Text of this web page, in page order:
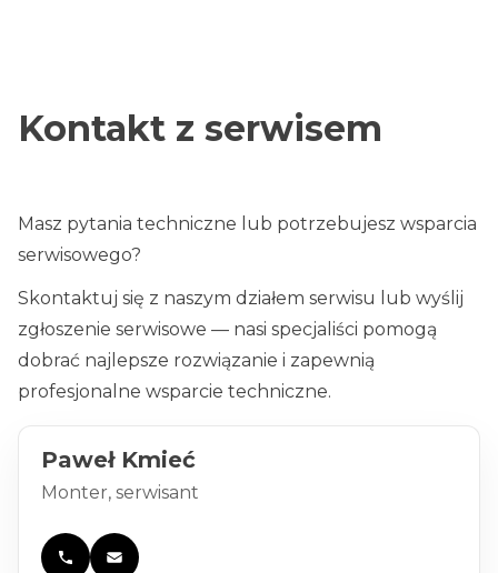
Kontakt z serwisem
Masz pytania techniczne lub potrzebujesz wsparcia
serwisowego?
Skontaktuj się z naszym działem serwisu lub wyślij
zgłoszenie serwisowe — nasi specjaliści pomogą
dobrać najlepsze rozwiązanie i zapewnią
profesjonalne wsparcie techniczne.
Paweł Kmieć
Monter, serwisant